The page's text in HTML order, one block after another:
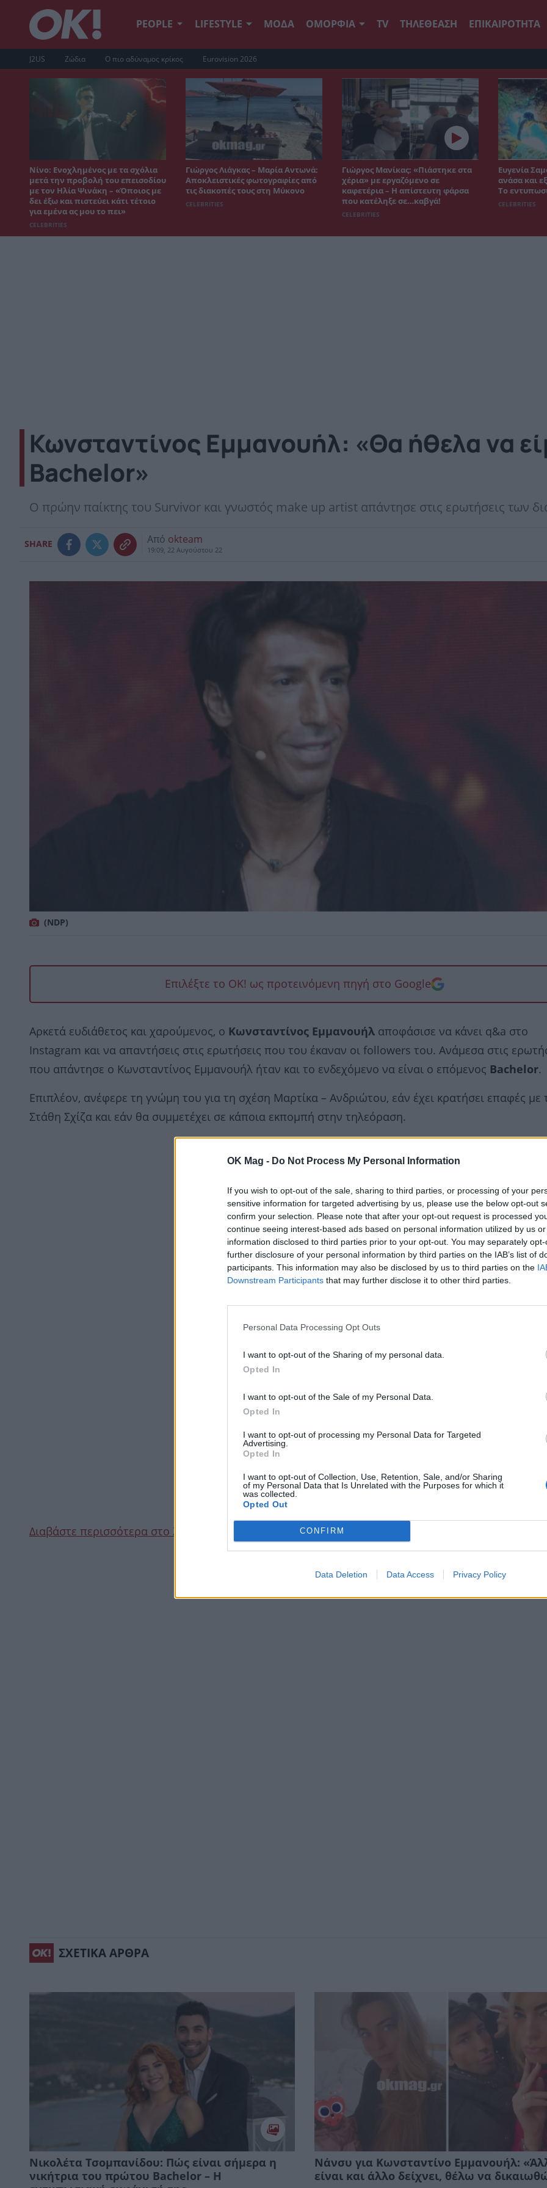
OK Mag - Do Not Process My Personal Information
If you wish to opt-out of the sale, sharing to third parties, or processing of your
sensitive information for targeted advertising by us, please use the below opt-out
confirm your selection. Please note that after your opt-out request is processed
continue seeing interest-based ads based on personal information utilized by us
information disclosed to third parties prior to your opt-out. You may separately
further disclosure of your personal information by third parties on the IAB’s list of
participants. This information may also be disclosed by us to third parties on the
Downstream Participants that may further disclose it to other third parties.
Personal Data Processing Opt Outs
I want to opt-out of the Sharing of my personal data.
Opted In
I want to opt-out of the Sale of my Personal Data.
Opted In
I want to opt-out of processing my Personal Data for Targeted
Advertising.
Opted In
I want to opt-out of Collection, Use, Retention, Sale, and/or Sharing
of my Personal Data that Is Unrelated with the Purposes for which it
was collected.
Opted Out
CONFIRM
Data Deletion Data Access Privacy Policy
PEOPLE LIFESTYLE ΜΟΔΑ ΟΜΟΡΦΙΑ TV ΤΗΛΕΘΕΑΣΗ ΕΠΙΚΑΙΡΟΤΗΤΑ
J2US Ζώδια Ο πιο αδύναμος κρίκος Eurovision 2026
Νίνο: Ενοχλημένος με τα σχόλια
μετά την προβολή του επεισοδίου
με τον Ηλία Ψινάκη – «Όποιος με
δει έξω και πιστεύει κάτι τέτοιο
για εμένα ας μου το πει»
CELEBRITIES
Γιώργος Λιάγκας – Μαρία Αντωνά:
Αποκλειστικές φωτογραφίες από
τις διακοπές τους στη Μύκονο
CELEBRITIES
Γιώργος Μανίκας: «Πιάστηκε στα
χέρια» με εργαζόμενο σε
καφετέρια – Η απίστευτη φάρσα
που κατέληξε σε…καβγά!
CELEBRITIES
Ευγενία
ανάσα και
Το
CELEBRITIES
Κωνσταντίνος Εμμανουήλ: «Θα ήθελα να
Bachelor»
Ο πρώην παίκτης του Survivor και γνωστός make up artist απάντησε στις ερωτήσεις των
SHARE Από okteam
19:09, 22 Αυγούστου 22
(NDP)
Επιλέξτε το OK! ως προτεινόμενη πηγή στο Google
Αρκετά ευδιάθετος και χαρούμενος, ο Κωνσταντίνος Εμμανουήλ αποφάσισε να κάνει q&a στο
Instagram και να απαντήσεις στις ερωτήσεις που του έκαναν οι followers του. Ανάμεσα στις
που απάντησε ο Κωνσταντίνος Εμμανουήλ ήταν και το ενδεχόμενο να είναι ο επόμενος Bachelor.
Επιπλέον, ανέφερε τη γνώμη του για τη σχέση Μαρτίκα – Ανδριώτου, εάν έχει κρατήσει επαφές με
Στάθη Σχίζα και εάν θα συμμετέχει σε κάποια εκπομπή στην τηλεόραση.
Διαβάστε περισσότερα στο Znews.gr
ΣΧΕΤΙΚΑ ΑΡΘΡΑ
Νικολέτα Τσομπανίδου: Πώς είναι σήμερα η
νικήτρια του πρώτου Bachelor – Η
Νάνσυ για Κωνσταντίνο Εμμανουήλ:
είναι και άλλο δείχνει, θέλω να